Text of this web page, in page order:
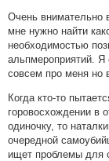
Очень внимательно
мне нужно найти
необходимостью
альпмероприятий.
совсем про меня но
Когда кто-то
горовосхождении в
одиночку, то
очередной
ищет проблемы для